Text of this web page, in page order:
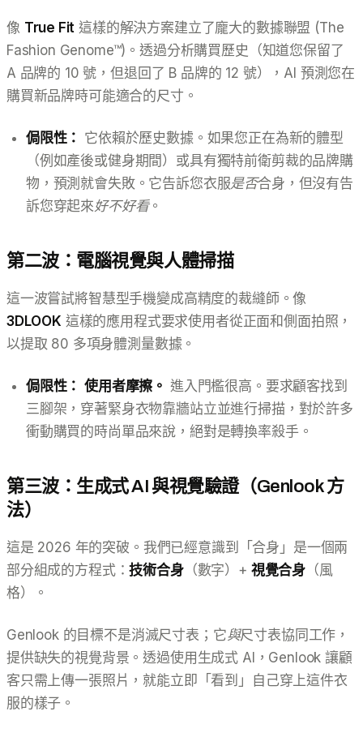
像 True Fit 這樣的解決方案建立了龐大的數據聯盟 (The
Fashion Genome™)。透過分析購買歷史（知道您保留了
A 品牌的 10 號，但退回了 B 品牌的 12 號），AI 預測您在
購買新品牌時可能適合的尺寸。
侷限性： 它依賴於歷史數據。如果您正在為新的體型
（例如產後或健身期間）或具有獨特前衛剪裁的品牌購
物，預測就會失敗。它告訴您衣服是否合身，但沒有告
訴您穿起來好不好看。
第二波：電腦視覺與人體掃描
這一波嘗試將智慧型手機變成高精度的裁縫師。像
3DLOOK 這樣的應用程式要求使用者從正面和側面拍照，
以提取 80 多項身體測量數據。
侷限性： 使用者摩擦。 進入門檻很高。要求顧客找到
三腳架，穿著緊身衣物靠牆站立並進行掃描，對於許多
衝動購買的時尚單品來說，絕對是轉換率殺手。
第三波：生成式 AI 與視覺驗證（Genlook 方
法）
這是 2026 年的突破。我們已經意識到「合身」是一個兩
部分組成的方程式：技術合身（數字）+ 視覺合身 （風
格）。
Genlook 的目標不是消滅尺寸表；它與尺寸表協同工作，
提供缺失的視覺背景。透過使用生成式 AI，Genlook 讓顧
客只需上傳一張照片，就能立即「看到」自己穿上這件衣
服的樣子。